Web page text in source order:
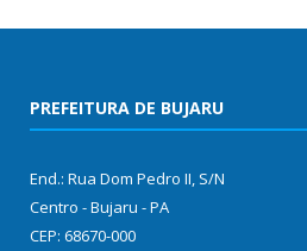
PREFEITURA DE BUJARU
End.: Rua Dom Pedro II, S/N
Centro - Bujaru - PA
CEP: 68670-000